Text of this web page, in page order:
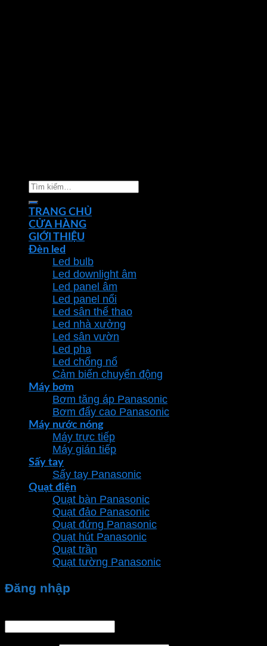
Tìm
kiếm:
TRANG CHỦ
CỬA HÀNG
GIỚI THIỆU
Đèn led
Led bulb
Led downlight âm
Led panel âm
Led panel nổi
Led sân thể thao
Led nhà xưởng
Led sân vườn
Led pha
Led chống nổ
Cảm biến chuyển động
Máy bơm
Bơm tăng áp Panasonic
Bơm đẩy cao Panasonic
Máy nước nóng
Máy trực tiếp
Máy gián tiếp
Sấy tay
Sấy tay Panasonic
Quạt điện
Quạt bàn Panasonic
Quạt đảo Panasonic
Quạt đứng Panasonic
Quạt hút Panasonic
Quạt trần
Quạt tường Panasonic
Đăng nhập